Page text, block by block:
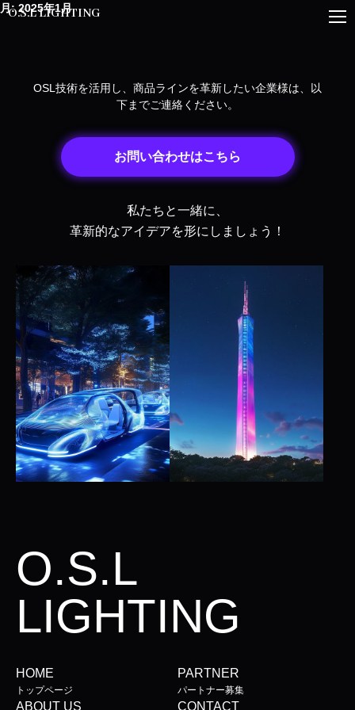
O.S.L LIGHTING
月:2025年1月
OSL技術を活用し、商品ラインを革新したい企業様は、以
下までご連絡ください。
お問い合わせはこちら
私たちと一緒に、
革新的なアイデアを形にしましょう！
O.S.L
LIGHTING
HOME
トップページ
PARTNER
パートナー募集
ABOUT US CONTACT